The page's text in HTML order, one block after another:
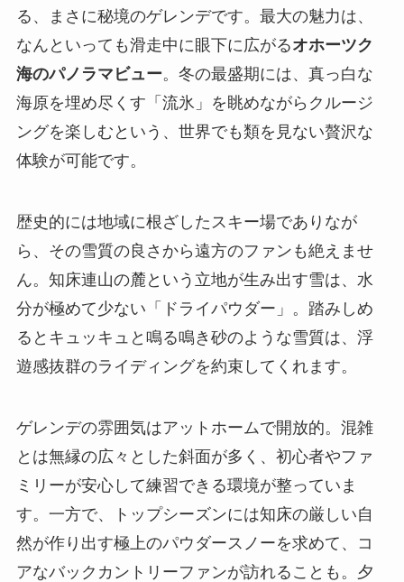
る、まさに秘境のゲレンデです。最大の魅力は、
なんといっても滑走中に眼下に広がるオホーツク
海のパノラマビュー。冬の最盛期には、真っ白な
海原を埋め尽くす「流氷」を眺めながらクルージ
ングを楽しむという、世界でも類を見ない贅沢な
体験が可能です。
歴史的には地域に根ざしたスキー場でありなが
ら、その雪質の良さから遠方のファンも絶えませ
ん。知床連山の麓という立地が生み出す雪は、水
分が極めて少ない「ドライパウダー」。踏みしめ
るとキュッキュと鳴る鳴き砂のような雪質は、浮
遊感抜群のライディングを約束してくれます。
ゲレンデの雰囲気はアットホームで開放的。混雑
とは無縁の広々とした斜面が多く、初心者やファ
ミリーが安心して練習できる環境が整っていま
す。一方で、トップシーズンには知床の厳しい自
然が作り出す極上のパウダースノーを求めて、コ
アなバックカントリーファンが訪れることも。夕